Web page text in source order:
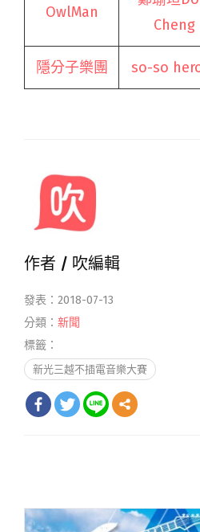
OwlMan
Cheng
隱分子樂團 so-so
作者 / 吹編輯
發表：2018-07-13
分類： 新聞
標籤：
新光三越不插電音樂大賽